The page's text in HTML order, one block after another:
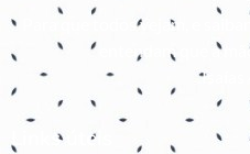
Para que todos vejam, e
entendam que a
Isaías
Links úteis